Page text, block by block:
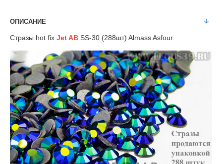
ОПИСАНИЕ
Стразы hot fix Jet AB SS-30 (288шт) Almass Asfour